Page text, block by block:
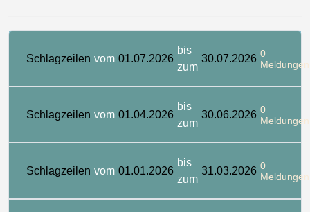
Schlagzeilen vom 01.07.2026
bis
zum
30.07.2026 0
Meldungen
Schlagzeilen vom 01.04.2026
bis
zum
30.06.2026 0
Meldungen
Schlagzeilen vom 01.01.2026
bis
zum
31.03.2026 0
Meldungen